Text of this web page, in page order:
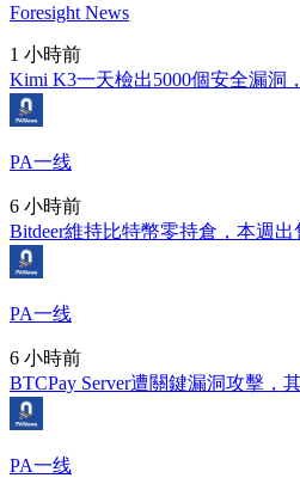
Foresight News
1 小時前
Kimi K3一天檢出5000個安全漏洞
PA一线
6 小時前
Bitdeer維持比特幣零持倉，本週出
PA一线
6 小時前
BTCPay Server遭關鍵漏洞攻擊，
PA一线